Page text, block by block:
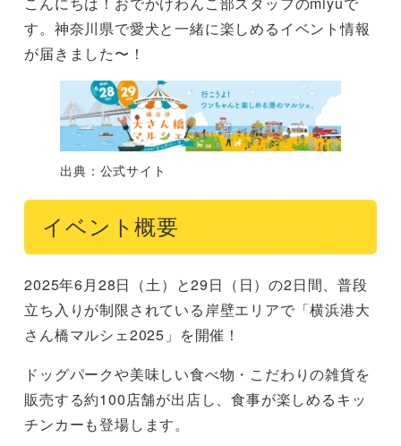
す。神奈川県で愛犬と一緒に楽しめるイベント情報
が届きました〜！
出典：公式サイト
イベント概要
2025年6月28日（土）と29日（日）の2日間、普段
立ち入りが制限されている岸壁エリアで「横浜港大
さん橋マルシェ2025」を開催！
ドッグパークや美味しい食べ物・こだわりの雑貨を
販売する約100店舗が出店し、食事が楽しめるキッ
チンカーも登場します。